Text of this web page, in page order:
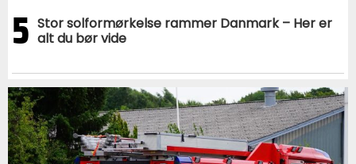
5 Stor solformørkelse rammer Danmark – Her er
alt du bør vide